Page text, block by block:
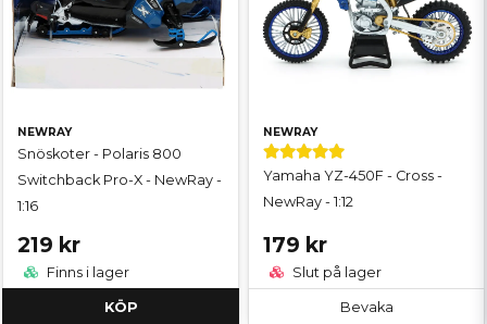
NEWRAY
Snöskoter - Polaris 800
Switchback Pro-X - NewRay -
1:16
219 kr
Finns i lager
KÖP
NEWRAY
Yamaha YZ-450F - Cross -
NewRay - 1:12
179 kr
Slut på lager
Bevaka